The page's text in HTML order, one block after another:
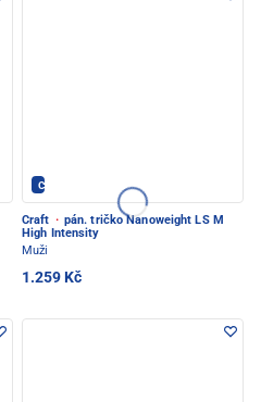
CRAFT - PEC POD SNĚŽKOU
Craft · pán. tričko Nanoweight LS M
High Intensity
Muži
1.259 Kč